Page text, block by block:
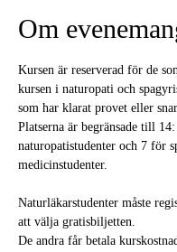
Om
Kursen är reserverad för de
kursen i naturopati och
som har klarat provet eller
Platserna är begränsade till
naturopatistudenter och 7 för
medicinstudenter.
Naturläkarstudenter måste
att välja gratisbiljetten.
De andra får betala